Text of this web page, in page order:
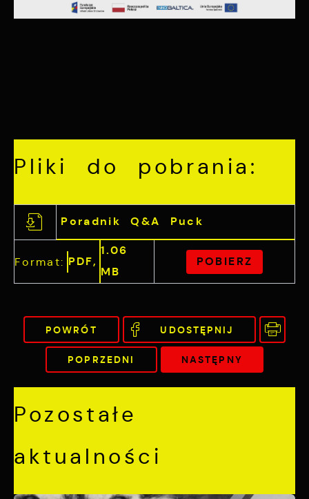
Pliki do pobrania:
Poradnik Q&A Puck
Format: PDF,
1.06
MB
POBIERZ
POWRÓT UDOSTĘPNIJ
POPRZEDNI NASTĘPNY
Pozostałe
aktualności